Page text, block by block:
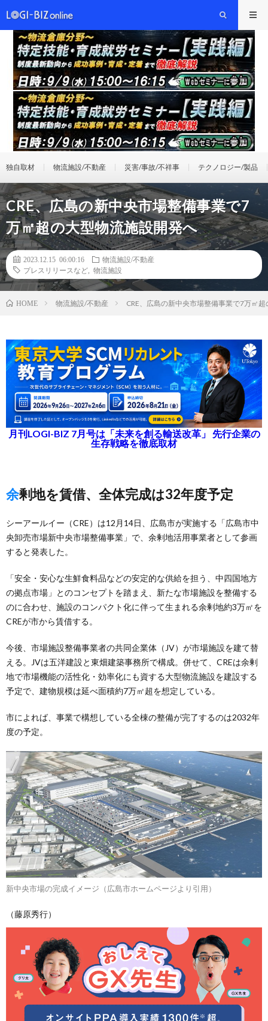
独自取材 物流施設/不動産 災害/事故/不祥事 テクノロジー/製品
CRE、広島の新中央市場整備事業で7
万㎡超の大型物流施設開発へ
2023.12.15 06:00:16
物流施設/不動産
プレスリリースなど
物流施設
HOME 物流施設/不動産 CRE、広島の新中央市場整備事業で7万㎡
月刊LOGI-BIZ 7月号は「未来を創る輸送改革」 先行企業の
生存戦略を徹底取材
余剰地を賃借、全体完成は32年度予定
シーアールイー（CRE）は12月14日、広島市が実施する「広島市中
央卸売市場新中央市場整備事業」で、余剰地活用事業者として参画
すると発表した。
「安全・安心な生鮮食料品などの安定的な供給を担う、中四国地方
の拠点市場」とのコンセプトを踏まえ、新たな市場施設を整備する
のに合わせ、施設のコンパクト化に伴って生まれる余剰地約3万㎡を
CREが市から賃借する。
今後、市場施設整備事業者の共同企業体（JV）が市場施設を建て替
える。JVは五洋建設と東畑建築事務所で構成。併せて、CREは余剰
地で市場機能の活性化・効率化にも資する大型物流施設を建設する
予定で、建物規模は延べ面積約7万㎡超を想定している。
市によれば、事業で構想している全棟の整備が完了するのは2032年
度の予定。
新中央市場の完成イメージ（広島市ホームページより引用）
（藤原秀行）